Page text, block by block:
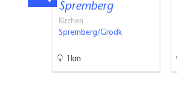
Spremberg
Kirchen
Spremberg/Grodk
1km